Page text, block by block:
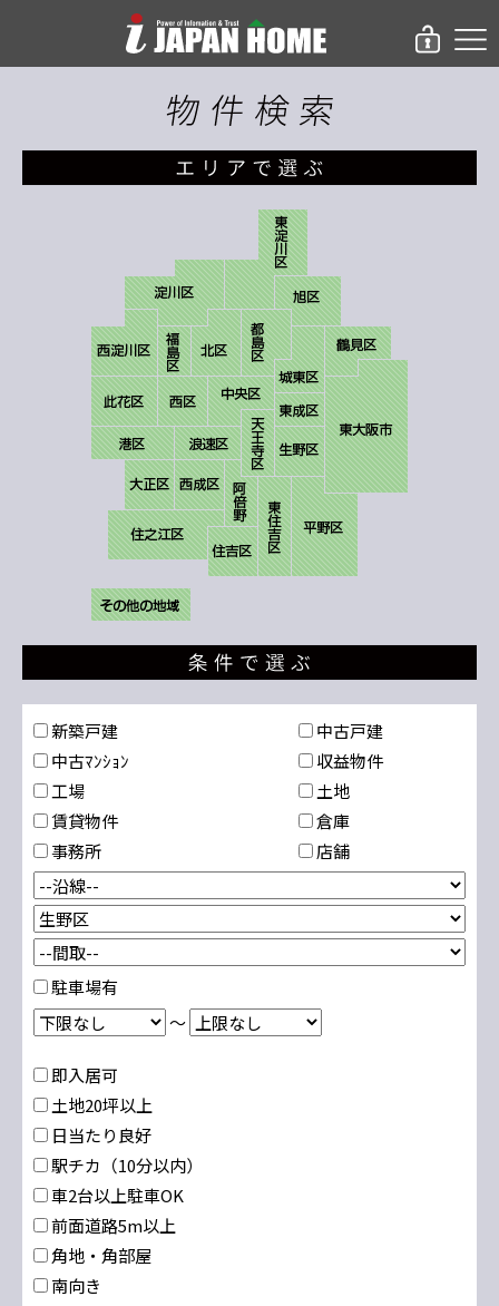
新築戸建
中古戸建
中古ﾏﾝｼｮﾝ
収益物件
工場
土地
賃貸物件
倉庫
事務所
店舗
駐車場有
～
即入居可
土地20坪以上
日当たり良好
駅チカ（10分以内）
車2台以上駐車OK
前面道路5m以上
角地・角部屋
南向き